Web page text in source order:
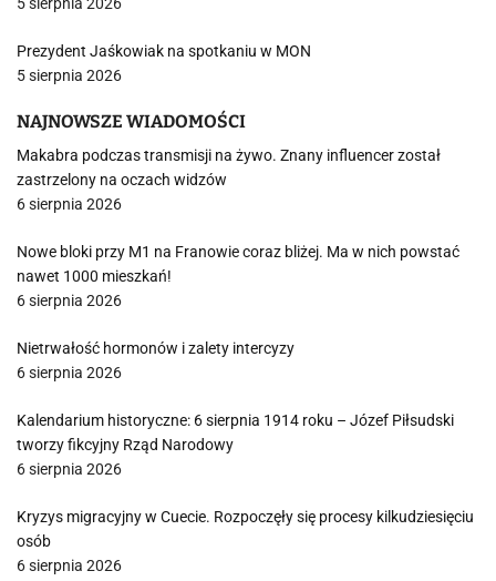
Prezydent Jaśkowiak na spotkaniu w MON
5 sierpnia 2026
NAJNOWSZE WIADOMOŚCI
Makabra podczas transmisji na żywo. Znany influencer został
zastrzelony na oczach widzów
6 sierpnia 2026
Nowe bloki przy M1 na Franowie coraz bliżej. Ma w nich powstać
nawet 1000 mieszkań!
6 sierpnia 2026
Nietrwałość hormonów i zalety intercyzy
6 sierpnia 2026
Kalendarium historyczne: 6 sierpnia 1914 roku – Józef Piłsudski
tworzy fikcyjny Rząd Narodowy
6 sierpnia 2026
Kryzys migracyjny w Cuecie. Rozpoczęły się procesy kilkudziesięciu
osób
6 sierpnia 2026